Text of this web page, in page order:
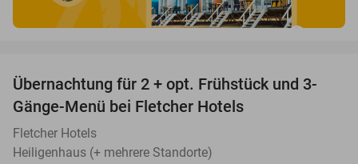
Übernachtung für 2 + opt. Frühstück und 3-
Gänge-Menü bei Fletcher Hotels
Fletcher Hotels
Heiligenhaus (+ mehrere Standorte)